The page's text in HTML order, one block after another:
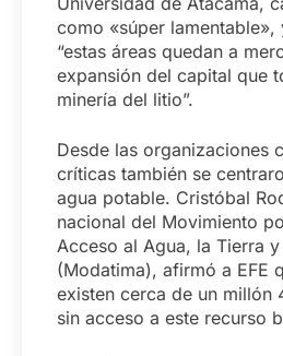
como «súper
“estas áreas quedan a
expansión del capital que
minería del litio”.
Desde las organizaciones
críticas también se
agua potable. Cristóbal
nacional del Movimiento
Acceso al Agua, la Tierra
(Modatima), afirmó a EFE
existen cerca de un millón
sin acceso a este recurso